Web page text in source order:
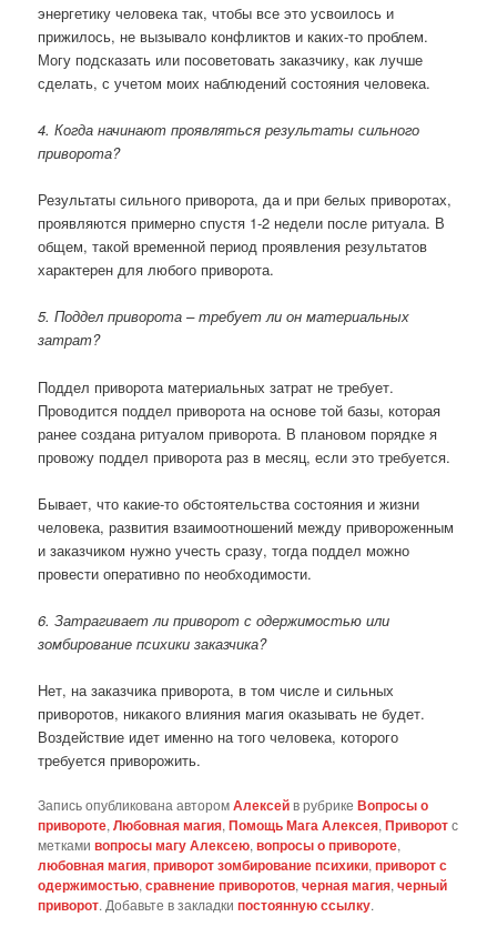
энергетику человека так, чтобы все это усвоилось и
прижилось, не вызывало конфликтов и каких-то проблем.
Могу подсказать или посоветовать заказчику, как лучше
сделать, с учетом моих наблюдений состояния человека.
4. Когда начинают проявляться результаты сильного
приворота?
Результаты сильного приворота, да и при белых приворотах,
проявляются примерно спустя 1-2 недели после ритуала. В
общем, такой временной период проявления результатов
характерен для любого приворота.
5. Поддел приворота – требует ли он материальных
затрат?
Поддел приворота материальных затрат не требует.
Проводится поддел приворота на основе той базы, которая
ранее создана ритуалом приворота. В плановом порядке я
провожу поддел приворота раз в месяц, если это требуется.
Бывает, что какие-то обстоятельства состояния и жизни
человека, развития взаимоотношений между привороженным
и заказчиком нужно учесть сразу, тогда поддел можно
провести оперативно по необходимости.
6. Затрагивает ли приворот с одержимостью или
зомбирование психики заказчика?
Нет, на заказчика приворота, в том числе и сильных
приворотов, никакого влияния магия оказывать не будет.
Воздействие идет именно на того человека, которого
требуется приворожить.
Запись опубликована авторомАлексейв рубрикеВопросы о
привороте,Любовная магия,Помощь Мага Алексея,Приворотс
меткамивопросы магу Алексею,вопросы о привороте,
любовная магия,приворот зомбирование психики,приворот с
одержимостью,сравнение приворотов,черная магия,черный
приворот. Добавьте в закладкипостоянную ссылку.